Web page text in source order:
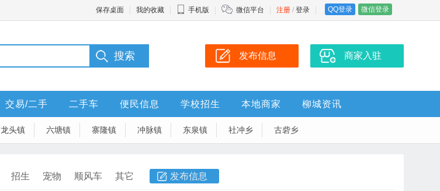
保存桌面 我的收藏 手机版 微信平台 注册 / 登录 QQ登录 微信登录
发布信息 商家入驻
交易/二手 二手车 便民信息 学校招生 本地商家 柳城资讯
龙头镇 六塘镇 寨隆镇 冲脉镇 东泉镇 社冲乡 古砦乡
招生 宠物 顺风车 其它 发布信息